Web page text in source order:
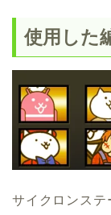
使用した
サイクロンステ